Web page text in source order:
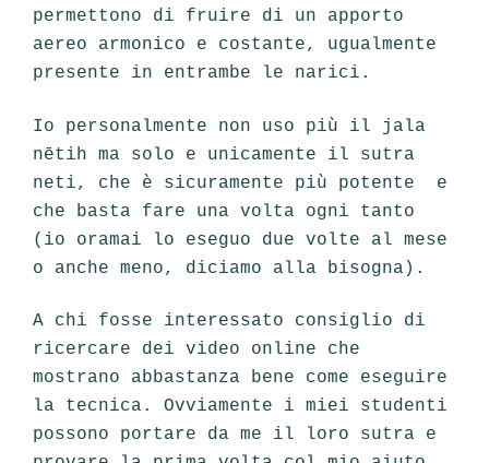
permettono di fruire di un apporto
aereo armonico e costante, ugualmente
presente in entrambe le narici.
Io personalmente non uso più il jala
nētih ma solo e unicamente il sutra
neti, che è sicuramente più potente e
che basta fare una volta ogni tanto
(io oramai lo eseguo due volte al mese
o anche meno, diciamo alla bisogna).
A chi fosse interessato consiglio di
ricercare dei video online che
mostrano abbastanza bene come eseguire
la tecnica. Ovviamente i miei studenti
possono portare da me il loro sutra e